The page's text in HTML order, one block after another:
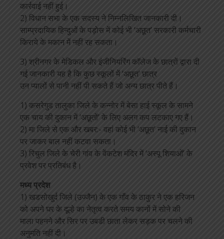
कार्रवाई नहीं हुई।
2) विधान सभा के एक सदस्य ने निम्नलिखित जानकारी दी।
साम्प्रदायिक हिन्दुओं के पड़ोस में कोई भी ‘अछूत’ सरकारी कर्मचारी
किराये के मकान में नहीं रह सकता।
3) श्रीनगर के मेडिकल और इंजीनियरिंग कॉलेज के छात्रों द्वारा दी
गई जानकारी यह है कि कुछ स्कूलों में ‘अछूत’ छात्र
उन प्यालों से पानी नहीं पी सकते हैं जो अन्य छात्र पीते हैं।
1) कसरेगुड तालुका जिले के कन्नोर में बेसा हाई स्कूल के सामने
एक चाय की दुकान में ‘अछूतों’ के लिए अलग कप लटकाए गए हैं।
2) मा जिले से एक और खबर:- वहां कोई भी ‘अछूत’ नाई की दुकान
पर जाकर बाल नहीं कटवा सकता।
3) रिचुल जिले के चेरी गांव के वेंकटेश मंदिर में ‘अस्पू शियाओं’ के
प्रवेश पर प्रतिबंध है।
मध्य प्रदेश
1) खडसोखुर्द जिले (उज्जैन) के एक गाँव के ठाकुर ने एक हरिजन
को अपने घर के दूल्हे का नेतृत्व करते समय कानों में सोने की
माला पहनने और सिर पर उबडी छाता लेकर सड़क पर चलने की
अनुमति नहीं दी।